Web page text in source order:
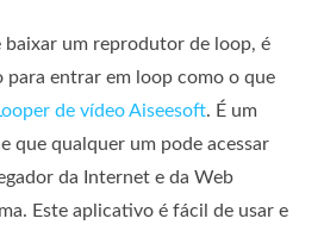
baixar um reprodutor de loop, é
para entrar em loop como o que
de vídeo Aiseesoft. É um
que qualquer um pode acessar
da Internet e da Web
Este aplicativo é fácil de usar e